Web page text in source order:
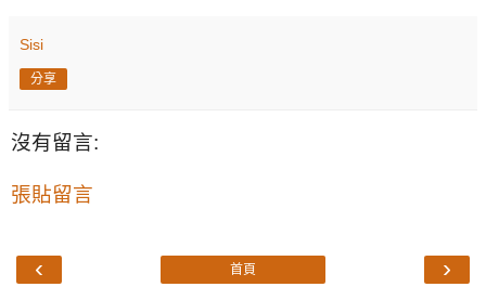
Sisi
分享
沒有留言:
張貼留言
‹ ›
首頁